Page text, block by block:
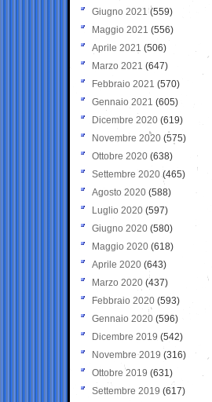
Giugno 2021(559)
Maggio 2021 (556)
Aprile 2021 (506)
Marzo 2021 (647)
Febbraio 2021 (570)
Gennaio 2021 (605)
Dicembre 2020 (619)
Novembre 2020 (575)
Ottobre 2020 (638)
Settembre 2020(465)
Agosto 2020 (588)
Luglio 2020 (597)
Giugno 2020 (580)
Maggio 2020 (618)
Aprile 2020 (643)
Marzo 2020 (437)
Febbraio 2020 (593)
Gennaio 2020 (596)
Dicembre 2019 (542)
Novembre 2019 (316)
Ottobre 2019 (631)
Settembre 2019 (617)